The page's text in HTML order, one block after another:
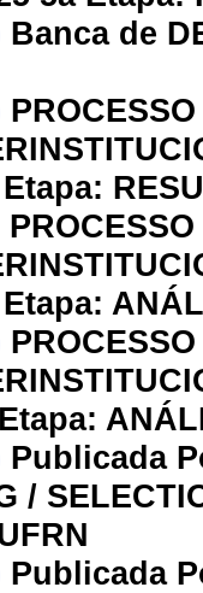
Banca de
Etapa:
Publicada
/
Publicada